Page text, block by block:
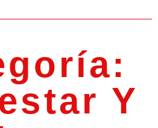
Y